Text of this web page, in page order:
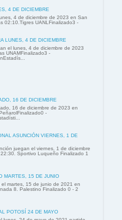
4 DE DICIEMBRE
4 de diciembre de 2023 en San
02:10.Tigres UANLFinalizado3 -
LUNES, 4 DE DICIEMBRE
el lunes, 4 de diciembre de 2023
UNAMFinalizado3 -
16 DE DICIEMBRE
16 de diciembre de 2023 en
-
ASUNCIÓN VIERNES, 1 DE
juegan el viernes, 1 de diciembre
Sportivo Luqueño Finalizado 1
MARTES, 15 DE JUNIO
martes, 15 de junio de 2021 en
8. Palestino Finalizado 0 - 2
POTOSÍ 24 DE MAYO